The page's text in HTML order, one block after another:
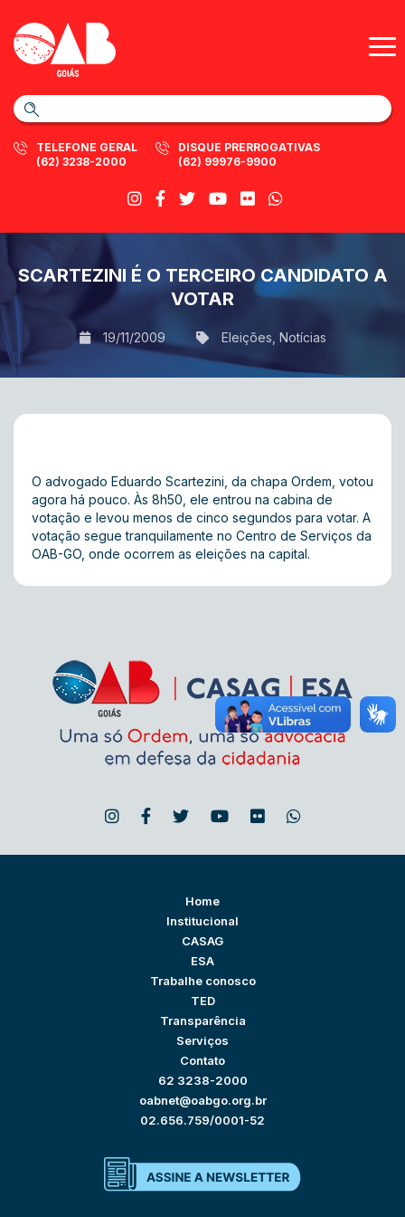
TELEFONE GERAL
(62) 3238-2000
DISQUE PRERROGATIVAS
(62) 99976-9900
SCARTEZINI É O TERCEIRO CANDIDATO A
VOTAR
19/11/2009 Eleições Notícias
O advogado Eduardo Scartezini, da chapa Ordem, votou
agora há pouco. Às 8h50, ele entrou na cabina de
votação e levou menos de cinco segundos para votar. A
votação segue tranquilamente no Centro de Serviços da
OAB-GO, onde ocorrem as eleições na capital.
Home
Institucional
CASAG
ESA
Trabalhe conosco
TED
Transparência
Serviços
Contato
62 3238-2000
oabnet@oabgo.org.br
02.656.759/0001-52